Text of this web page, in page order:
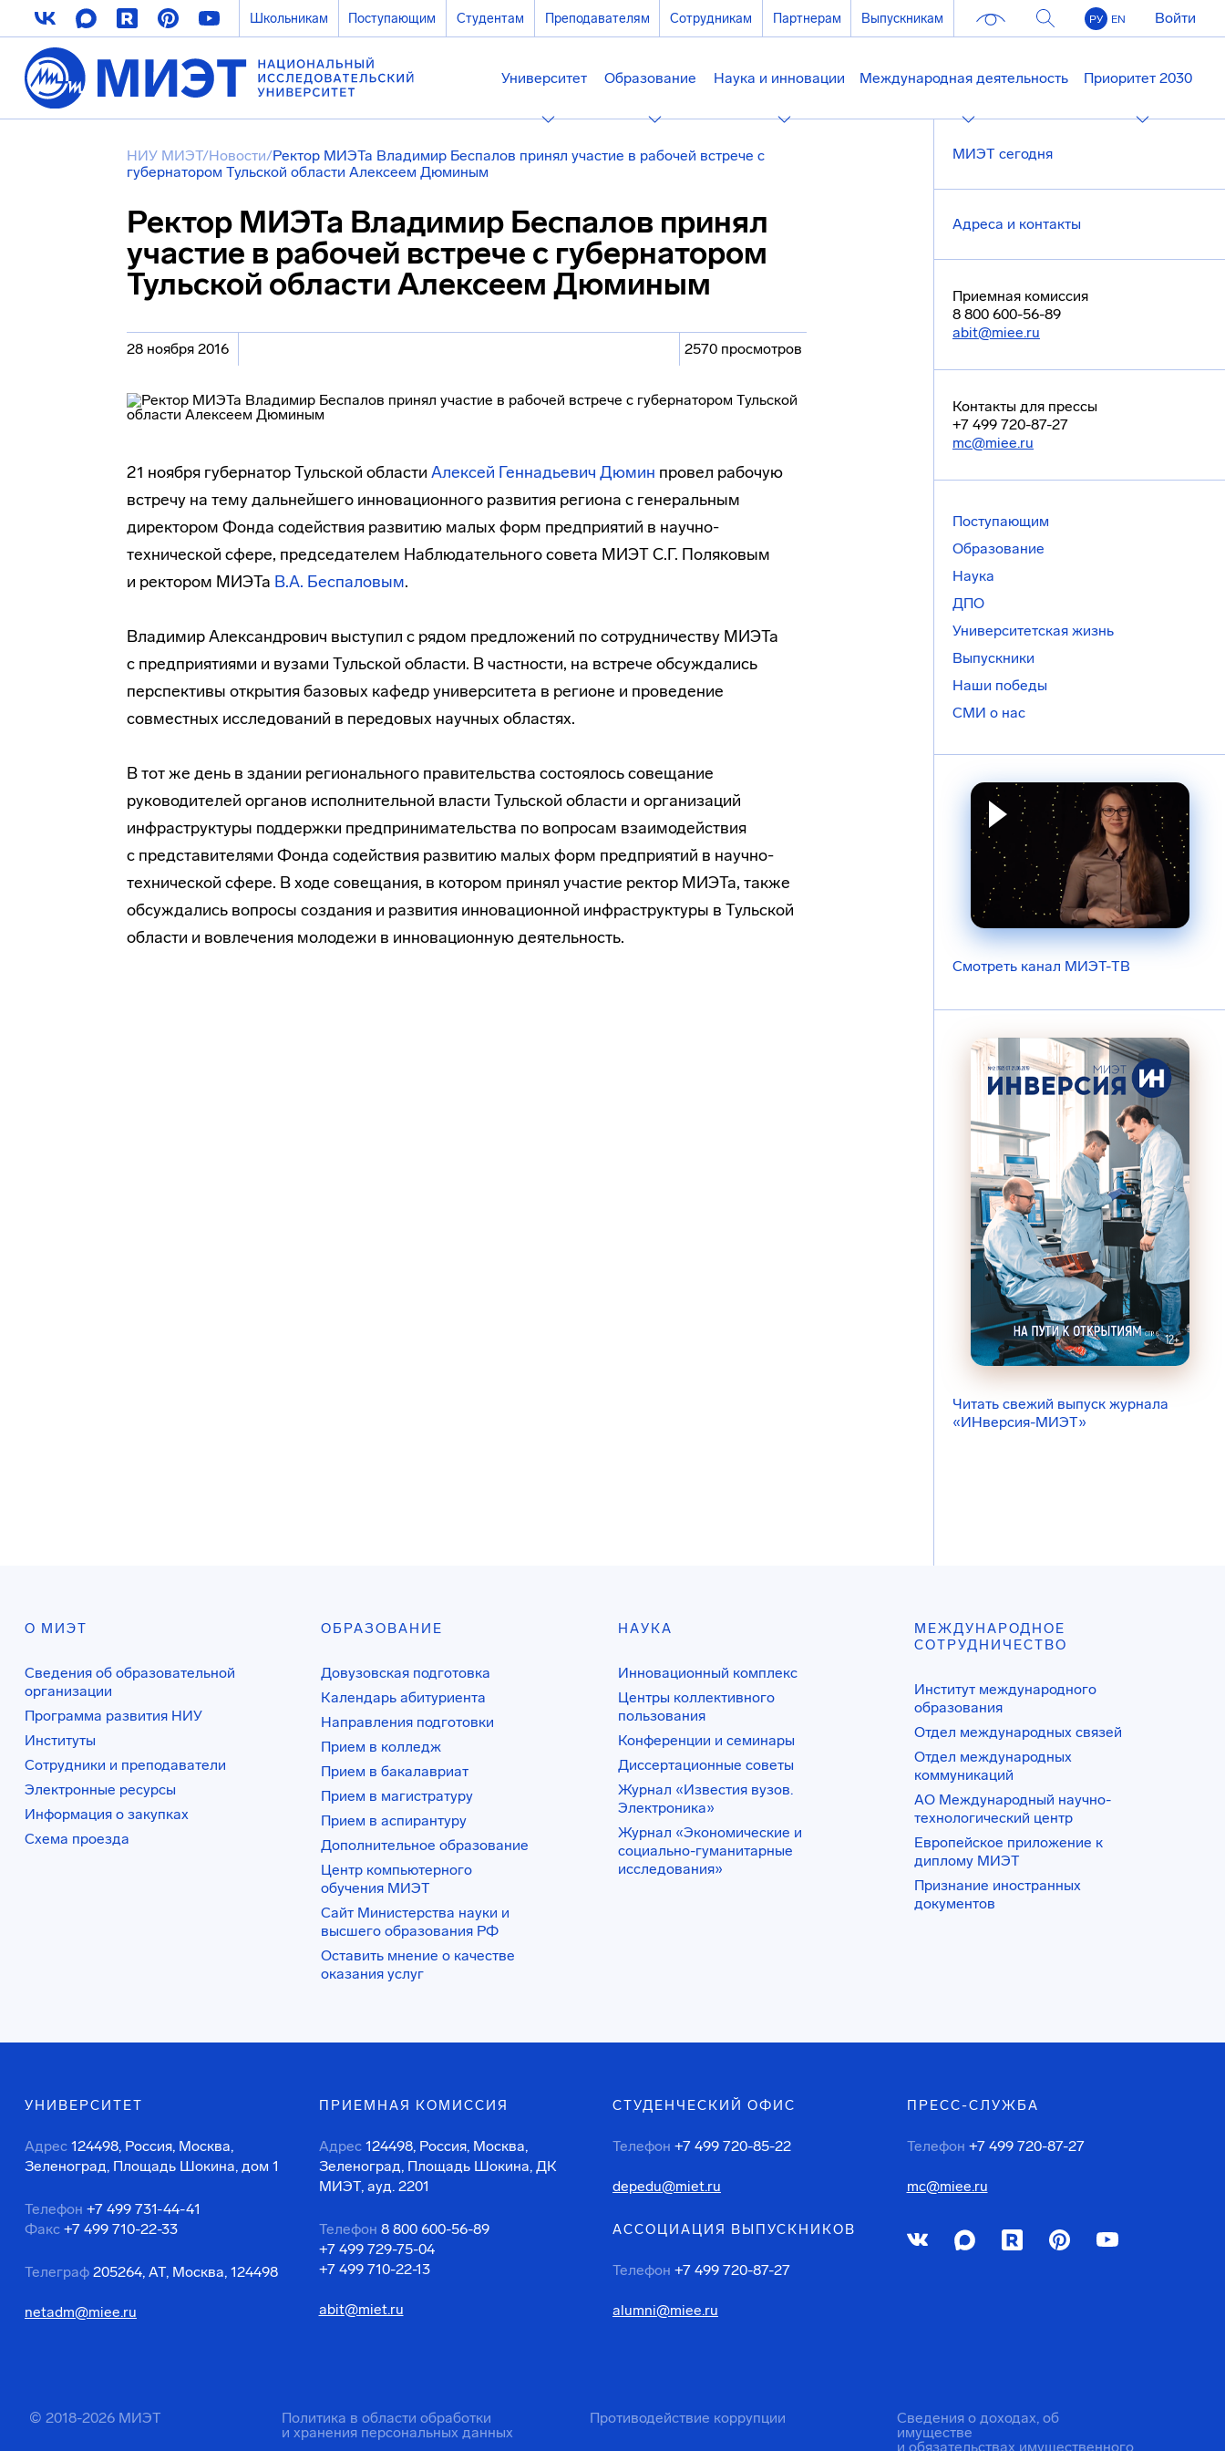
Школьникам Поступающим Студентам Преподавателям Сотрудникам Партнерам Выпускникам РУ EN Войти
Университет Образование Наука и инновации Международная деятельность Приоритет 2030
НИУ МИЭТ/Новости/Ректор МИЭТа Владимир Беспалов принял участие в рабочей встрече с
губернатором Тульской области Алексеем Дюминым
Ректор МИЭТа Владимир Беспалов принял
участие в рабочей встрече с губернатором
Тульской области Алексеем Дюминым
28 ноября 2016 2570 просмотров
21 ноября губернатор Тульской области Алексей Геннадьевич Дюмин провел рабочую
встречу на тему дальнейшего инновационного развития региона с генеральным
директором Фонда содействия развитию малых форм предприятий в научно-
технической сфере, председателем Наблюдательного совета МИЭТ С.Г. Поляковым
и ректором МИЭТа В.А. Беспаловым.
Владимир Александрович выступил с рядом предложений по сотрудничеству МИЭТа
с предприятиями и вузами Тульской области. В частности, на встрече обсуждались
перспективы открытия базовых кафедр университета в регионе и проведение
совместных исследований в передовых научных областях.
В тот же день в здании регионального правительства состоялось совещание
руководителей органов исполнительной власти Тульской области и организаций
инфраструктуры поддержки предпринимательства по вопросам взаимодействия
с представителями Фонда содействия развитию малых форм предприятий в научно-
технической сфере. В ходе совещания, в котором принял участие ректор МИЭТа, также
обсуждались вопросы создания и развития инновационной инфраструктуры в Тульской
области и вовлечения молодежи в инновационную деятельность.
МИЭТ сегодня
Адреса и контакты
Приемная комиссия
8 800 600-56-89
abit@miee.ru
Контакты для прессы
+7 499 720-87-27
mc@miee.ru
Поступающим
Образование
Наука
ДПО
Университетская жизнь
Выпускники
Наши победы
СМИ о нас
Смотреть канал МИЭТ-ТВ
Читать свежий выпуск журнала
«ИНверсия-МИЭТ»
О МИЭТ
Сведения об образовательной
организации
Программа развития НИУ
Институты
Сотрудники и преподаватели
Электронные ресурсы
Информация о закупках
Схема проезда
ОБРАЗОВАНИЕ
Довузовская подготовка
Календарь абитуриента
Направления подготовки
Прием в колледж
Прием в бакалавриат
Прием в магистратуру
Прием в аспирантуру
Дополнительное образование
Центр компьютерного
обучения МИЭТ
Сайт Министерства науки и
высшего образования РФ
Оставить мнение о качестве
оказания услуг
НАУКА
Инновационный комплекс
Центры коллективного
пользования
Конференции и семинары
Диссертационные советы
Журнал «Известия вузов.
Электроника»
Журнал «Экономические и
социально-гуманитарные
исследования»
МЕЖДУНАРОДНОЕ
СОТРУДНИЧЕСТВО
Институт международного
образования
Отдел международных связей
Отдел международных
коммуникаций
АО Международный научно-
технологический центр
Европейское приложение к
диплому МИЭТ
Признание иностранных
документов
УНИВЕРСИТЕТ
Адрес 124498, Россия, Москва,
Зеленоград, Площадь Шокина, дом 1
Телефон +7 499 731-44-41
Факс +7 499 710-22-33
Телеграф 205264, АТ, Москва, 124498
netadm@miee.ru
ПРИЕМНАЯ КОМИССИЯ
Адрес 124498, Россия, Москва,
Зеленоград, Площадь Шокина, ДК
МИЭТ, ауд. 2201
Телефон 8 800 600-56-89
+7 499 729-75-04
+7 499 710-22-13
abit@miet.ru
СТУДЕНЧЕСКИЙ ОФИС
Телефон +7 499 720-85-22
depedu@miet.ru
АССОЦИАЦИЯ ВЫПУСКНИКОВ
Телефон +7 499 720-87-27
alumni@miee.ru
ПРЕСС-СЛУЖБА
Телефон +7 499 720-87-27
mc@miee.ru
© 2018-2026 МИЭТ
Политика в области обработки
и хранения персональных данных
Противодействие коррупции
Сведения о доходах, об
имуществе
и обязательствах имущественного